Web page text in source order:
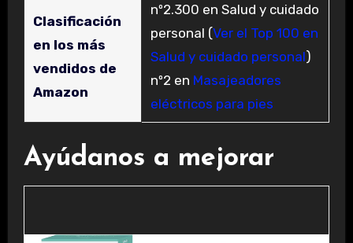
Clasificación
en los más
vendidos de
Amazon
nº2.300 en Salud y cuidado
personal (Ver el Top 100 en
Salud y cuidado personal)
nº2 en Masajeadores
eléctricos para pies
Ayúdanos a mejorar